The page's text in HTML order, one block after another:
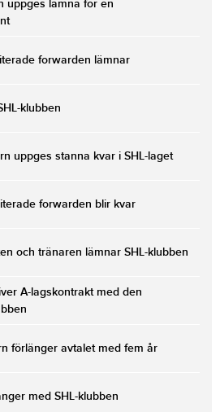
uppges lämna för en
forwarden lämnar
klubben
uppges stanna kvar i SHL-laget
forwarden blir kvar
och tränaren lämnar SHL-klubben
A-lagskontrakt med den
förlänger avtalet med fem år
med SHL-klubben